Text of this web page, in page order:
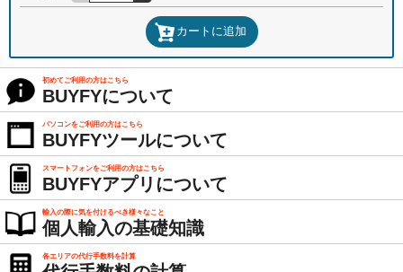
カートに追加
初めてご利用の方はこちら
BUYFYについて
パソコンをご利用の方はこちら
BUYFYツールについて
スマートフォンをご利用の方はこちら
BUYFYアプリについて
輸入の際に気を付けるべき様々なこと
個人輸入の基礎知識
各エリアの代行手数料を計算